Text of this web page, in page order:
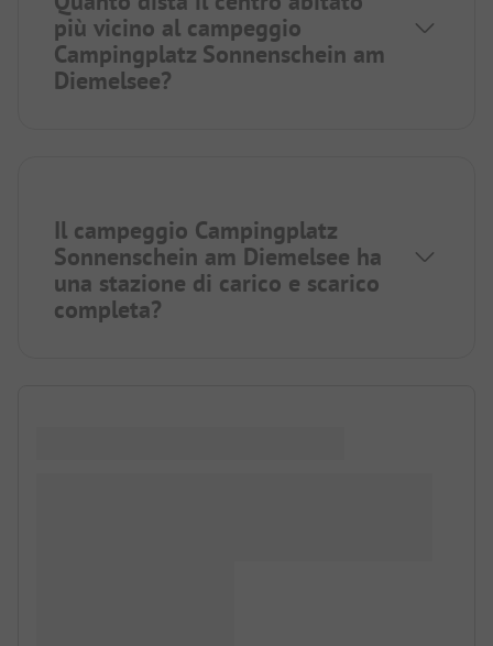
più vicino al campeggio
Campingplatz Sonnenschein am
Diemelsee?
Il campeggio Campingplatz
Sonnenschein am Diemelsee ha
una stazione di carico e scarico
completa?